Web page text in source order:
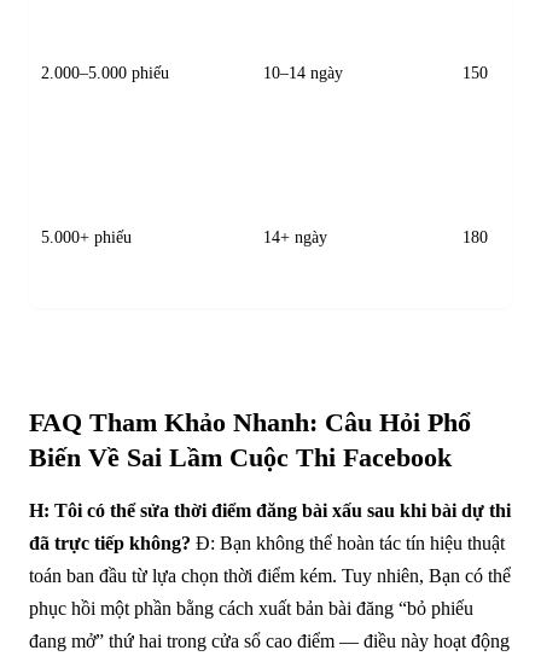
2.000–5.000 phiếu 10–14 ngày 150
5.000+ phiếu 14+ ngày 180
FAQ Tham Khảo Nhanh: Câu Hỏi Phổ
Biến Về Sai Lầm Cuộc Thi Facebook
H: Tôi có thể sửa thời điểm đăng bài xấu sau khi bài dự thi
đã trực tiếp không? Đ: Bạn không thể hoàn tác tín hiệu thuật
toán ban đầu từ lựa chọn thời điểm kém. Tuy nhiên, Bạn có thể
phục hồi một phần bằng cách xuất bản bài đăng “bỏ phiếu
đang mở” thứ hai trong cửa sổ cao điểm — điều này hoạt động